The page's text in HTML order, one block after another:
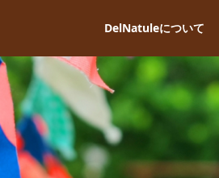
DelNatuleについて